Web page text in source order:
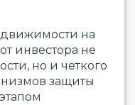
на
инвестора не
но и четкого
защиты